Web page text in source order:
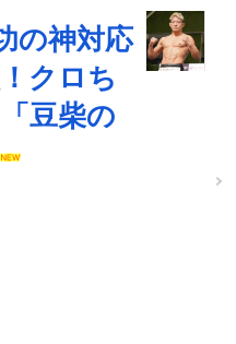
の神対応
クロち
豆柴の